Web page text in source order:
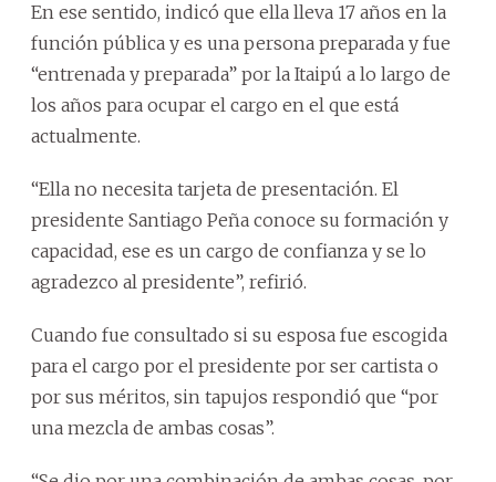
En ese sentido, indicó que ella lleva 17 años en la
función pública y es una persona preparada y fue
“entrenada y preparada” por la Itaipú a lo largo de
los años para ocupar el cargo en el que está
actualmente.
“Ella no necesita tarjeta de presentación. El
presidente Santiago Peña conoce su formación y
capacidad, ese es un cargo de confianza y se lo
agradezco al presidente”, refirió.
Cuando fue consultado si su esposa fue escogida
para el cargo por el presidente por ser cartista o
por sus méritos, sin tapujos respondió que “por
una mezcla de ambas cosas”.